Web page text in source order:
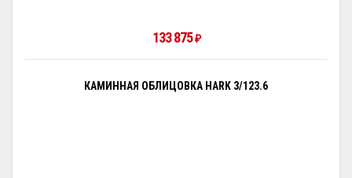
133 875₽
КАМИННАЯ ОБЛИЦОВКА HARK 3/123.6